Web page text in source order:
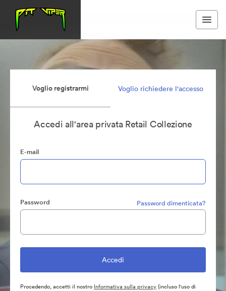
Voglio registrarmi Voglio richiedere l'accesso
Accedi all'area privata Retail Collezione
E-mail
Password Password dimenticata?
Procedendo, accetti il nostro Informativa sulla privacy(incluso l'uso di